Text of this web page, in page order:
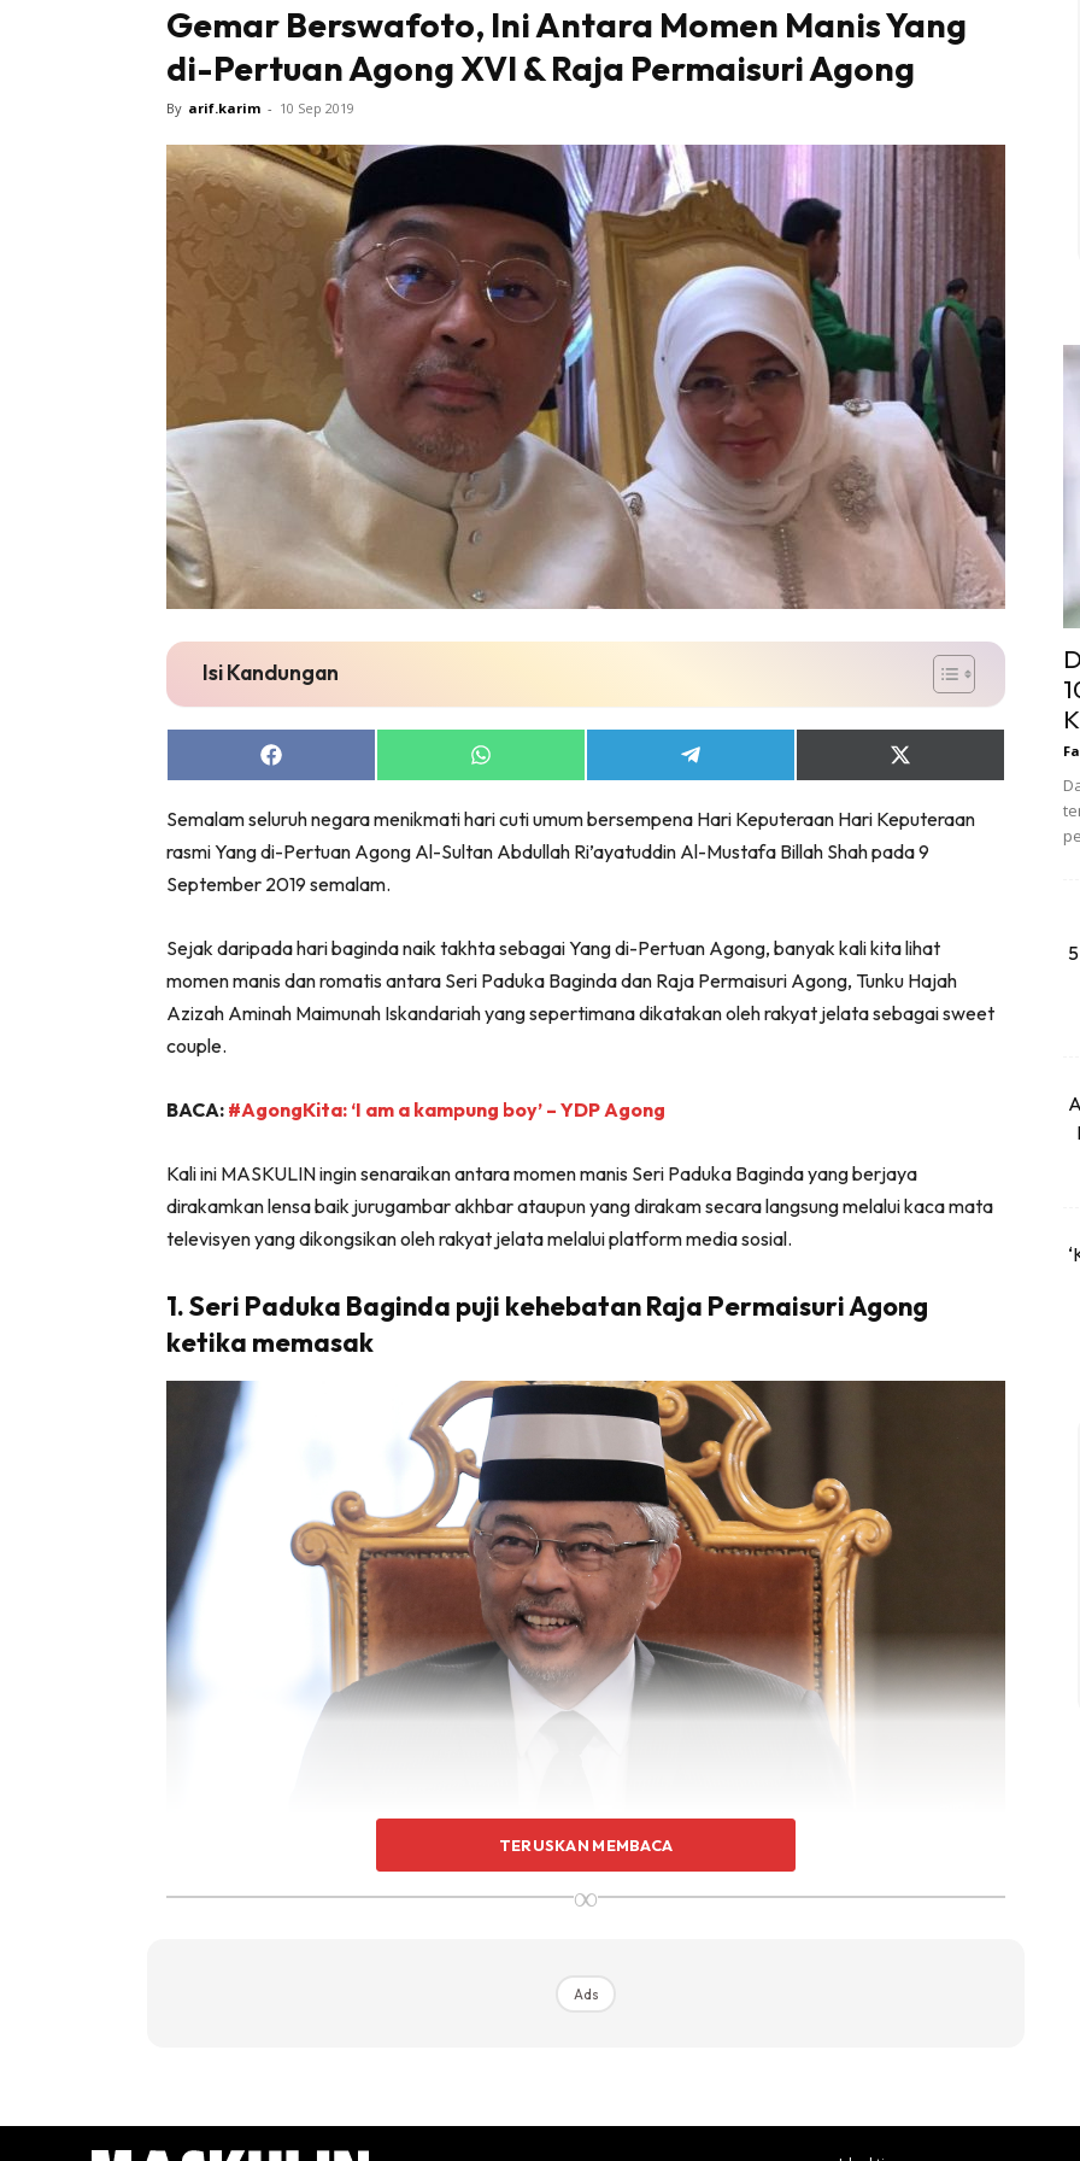
Gemar Berswafoto, Ini Antara Momen Manis Yang
di-Pertuan Agong XVI & Raja Permaisuri Agong
By arif.karim - 10 Sep 2019
Isi Kandungan
Share
on
Share
on
Share
on
Share
on
(Twitter)
Semalam seluruh negara menikmati hari cuti umum bersempena Hari Keputeraan Hari Keputeraan
rasmi Yang di-Pertuan Agong Al-Sultan Abdullah Ri’ayatuddin Al-Mustafa Billah Shah pada 9
September 2019 semalam.
Sejak daripada hari baginda naik takhta sebagai Yang di-Pertuan Agong, banyak kali kita lihat
momen manis dan romatis antara Seri Paduka Baginda dan Raja Permaisuri Agong, Tunku Hajah
Azizah Aminah Maimunah Iskandariah yang sepertimana dikatakan oleh rakyat jelata sebagai sweet
couple.
BACA: #AgongKita: ‘I am a kampung boy’ – YDP Agong
Kali ini MASKULIN ingin senaraikan antara momen manis Seri Paduka Baginda yang berjaya
dirakamkan lensa baik jurugambar akhbar ataupun yang dirakam secara langsung melalui kaca mata
televisyen yang dikongsikan oleh rakyat jelata melalui platform media sosial.
1. Seri Paduka Baginda puji kehebatan Raja Permaisuri Agong
ketika memasak
Dalam satu temubual eksklusif antara pihak Astro Awani, Wartawan Ashwad Ismail bertanyakan
tahulah selok-belok masakan dan masak sendiri dan kalau makan rasa lain macam, dia tau apa ni
TERUSKAN MEMBACA
∞
Ads